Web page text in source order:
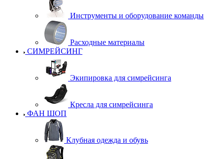
Инструменты и оборудование команды
Расходные материалы
СИМРЕЙСИНГ
Экипировка для симрейсинга
Кресла для симрейсинга
ФАН ШОП
Клубная одежда и обувь